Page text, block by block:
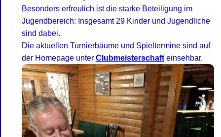
Besonders erfreulich ist die starke Beteiligung im
Jugendbereich: Insgesamt 29 Kinder und Jugendliche
sind dabei.
Die aktuellen Turnierbäume und Spieltermine sind auf
der Homepage unter Clubmeisterschafteinsehbar.